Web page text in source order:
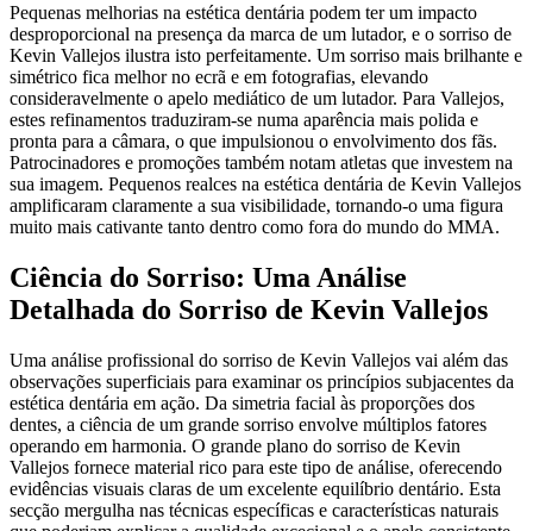
Pequenas melhorias na estética dentária podem ter um impacto
desproporcional na presença da marca de um lutador, e o sorriso de
Kevin Vallejos ilustra isto perfeitamente. Um sorriso mais brilhante e
simétrico fica melhor no ecrã e em fotografias, elevando
consideravelmente o apelo mediático de um lutador. Para Vallejos,
estes refinamentos traduziram-se numa aparência mais polida e
pronta para a câmara, o que impulsionou o envolvimento dos fãs.
Patrocinadores e promoções também notam atletas que investem na
sua imagem. Pequenos realces na estética dentária de Kevin Vallejos
amplificaram claramente a sua visibilidade, tornando-o uma figura
muito mais cativante tanto dentro como fora do mundo do MMA.
Ciência do Sorriso: Uma Análise
Detalhada do Sorriso de Kevin Vallejos
Uma análise profissional do sorriso de Kevin Vallejos vai além das
observações superficiais para examinar os princípios subjacentes da
estética dentária em ação. Da simetria facial às proporções dos
dentes, a ciência de um grande sorriso envolve múltiplos fatores
operando em harmonia. O grande plano do sorriso de Kevin
Vallejos fornece material rico para este tipo de análise, oferecendo
evidências visuais claras de um excelente equilíbrio dentário. Esta
secção mergulha nas técnicas específicas e características naturais